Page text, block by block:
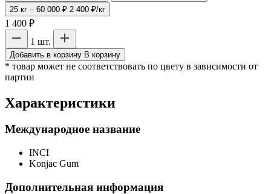
25 кг – 60 000 ₽ 2 400 ₽/кг
1 400 ₽
1 шт.
Добавить в корзину В корзину
* товар может не соответствовать по цвету в зависимости от
партии
Характеристики
Международное название
INCI
Konjac Gum
Дополнительная информация